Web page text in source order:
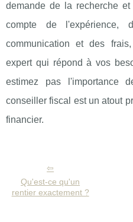
demande de la recherche
compte de
communication et des
expert qui répond à vos
estimez pas l'importance
conseiller fiscal est un atout
financier.
Qu'est-ce qu'un
rentier exactement ?